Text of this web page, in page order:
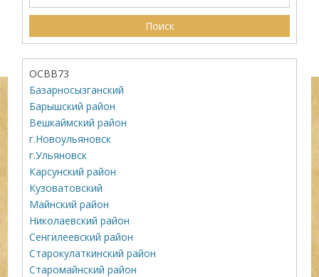
ОСВВ73
Базарносызганский
Барышский район
Вешкаймский район
г.Новоульяновск
г.Ульяновск
Карсунский район
Кузоватовский
Майнский район
Николаевский район
Сенгилеевский район
Старокулаткинский район
Старомайнский район